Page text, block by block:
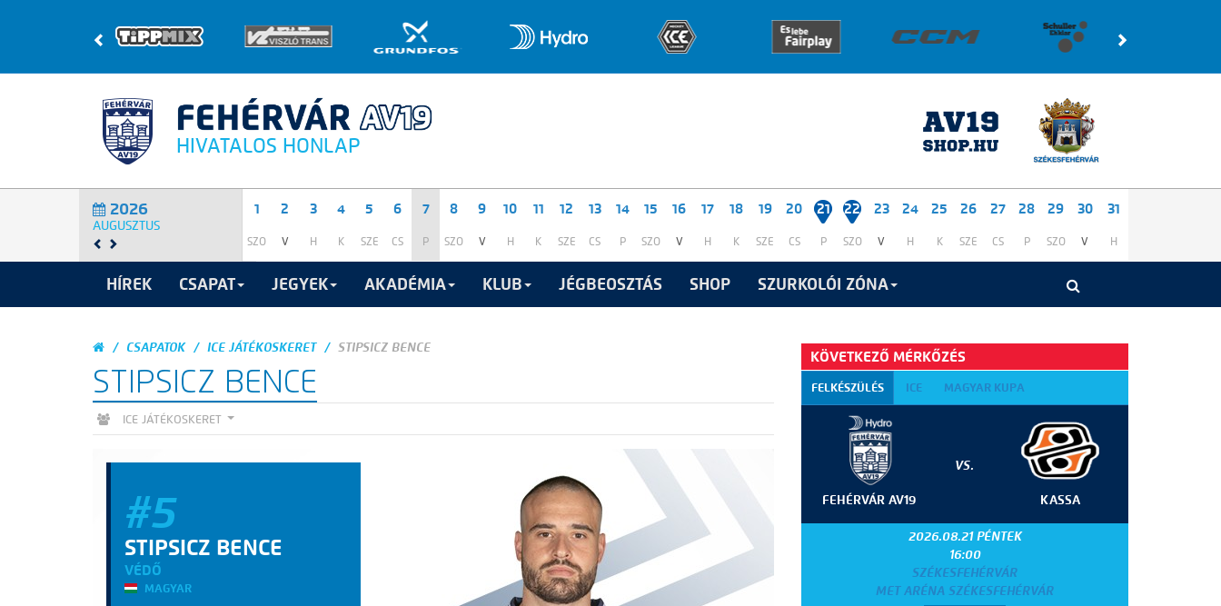
HIVATALOS HONLAP
2026
AUGUSZTUS
1
SZO
2
V
3
H
4
K
5
SZE
6
CS
7
P
8
SZO
9
V
10
H
11
K
12
SZE
13
CS
14
P
15
SZO
16
V
17
H
18
K
19
SZE
20
CS
21
P
22
SZO
23
V
24
H
25
K
26
SZE
27
CS
28
P
29
SZO
30
V
31
H
HÍREK CSAPAT JEGYEK AKADÉMIA KLUB JÉGBEOSZTÁS SHOP SZURKOLÓI ZÓNA
CSAPATOK ICE JÁTÉKOSKERET STIPSICZ BENCE
STIPSICZ BENCE
ICE JÁTÉKOSKERET
#5
STIPSICZ BENCE
VÉDŐ
MAGYAR
KÖVETKEZŐ MÉRKŐZÉS
FELKÉSZÜLÉS ICE MAGYAR KUPA
FEHÉRVÁR AV19
VS.
KASSA
2026.08.21 PÉNTEK
16:00
SZÉKESFEHÉRVÁR
MET ARÉNA SZÉKESFEHÉRVÁR